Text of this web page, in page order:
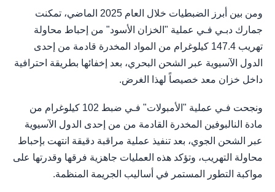
ومن بين أبرز الضبطيات خلال العام 2025 الماضي، تمكنت
جمارك دبـي فـي عملية "الخزان الأسود" من إحباط محاولة
تهريب 147.4 كيلوغرام من المواد المخدرة قادمة من إحدى
الدول الآسيوية عبر الشحن البحري، بعد إخفائها بطريقة احترافية
داخل خزان معد خصيصاً لهذا الغرض.
ونجحت فـي عملية "الأمبولات" فـي ضبط 102 كيلوغرام من
مادة النالبوفين المخدرة القادمة من من إحدى الدول الآسيوية
عبر الشحن الجوي، بعد تنفيذ عملية مراقبة دقيقة انتهت بإحباط
محاولة التهريب، وتؤكد هذه العمليات جاهزية فرقها وقدرتها على
مواكبة التطور المستمر في أساليب الجريمة المنظمة.